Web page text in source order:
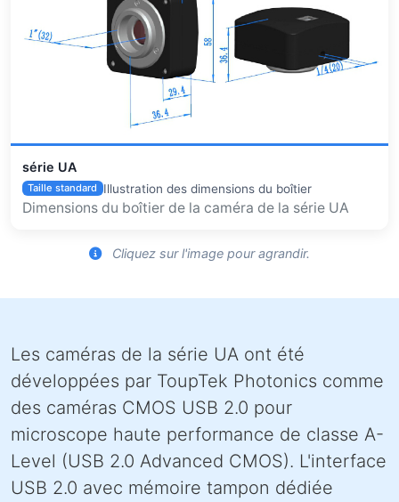
série UA
Taille standard Illustration des dimensions du boîtier
Dimensions du boîtier de la caméra de la série UA
Cliquez sur l'image pour agrandir.
Les caméras de la série UA ont été
développées par ToupTek Photonics comme
des caméras CMOS USB 2.0 pour
microscope haute performance de classe A-
Level (USB 2.0 Advanced CMOS). L'interface
USB 2.0 avec mémoire tampon dédiée